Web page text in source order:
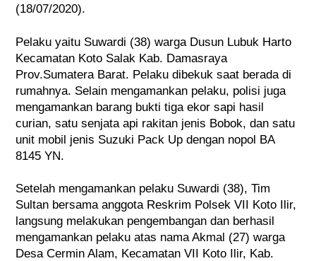
(18/07/2020).
Pelaku yaitu Suwardi (38) warga Dusun Lubuk Harto
Kecamatan Koto Salak Kab. Damasraya
Prov.Sumatera Barat. Pelaku dibekuk saat berada di
rumahnya. Selain mengamankan pelaku, polisi juga
mengamankan barang bukti tiga ekor sapi hasil
curian, satu senjata api rakitan jenis Bobok, dan satu
unit mobil jenis Suzuki Pack Up dengan nopol BA
8145 YN.
Setelah mengamankan pelaku Suwardi (38), Tim
Sultan bersama anggota Reskrim Polsek VII Koto Ilir,
langsung melakukan pengembangan dan berhasil
mengamankan pelaku atas nama Akmal (27) warga
Desa Cermin Alam, Kecamatan VII Koto Ilir, Kab.